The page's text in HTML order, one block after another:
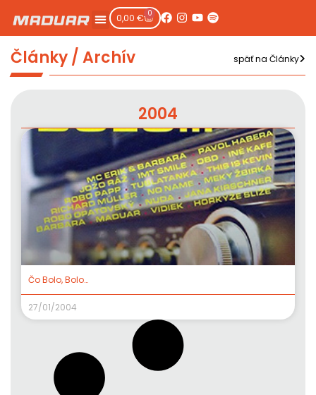
0,00 € 0
Články / Archív späť na Články
2004
Čo Bolo, Bolo…
27/01/2004